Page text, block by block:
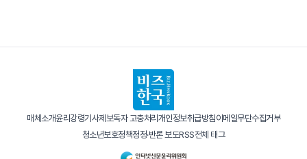
매체소개윤리강령기사제보독자 고충처리 개인정보취급방침이메일무단수집거부
청소년보호정책정정·반론 보도RSS전체 태그